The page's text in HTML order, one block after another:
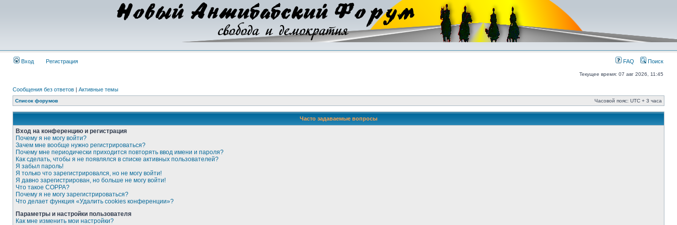
Вход Регистрация FAQ Поиск
Текущее время: 07 авг 2026, 11:45
Сообщения без ответов | Активные темы
Список форумов Часовой пояс: UTC + 3 часа
Часто задаваемые вопросы
Вход на конференцию и регистрация
Почему я не могу войти?
Зачем мне вообще нужно регистрироваться?
Почему мне периодически приходится повторять ввод имени и пароля?
Как сделать, чтобы я не появлялся в списке активных пользователей?
Я забыл пароль!
Я только что зарегистрировался, но не могу войти!
Я давно зарегистрирован, но больше не могу войти!
Что такое COPPA?
Почему я не могу зарегистрироваться?
Что делает функция «Удалить cookies конференции»?
Параметры и настройки пользователя
Как мне изменить мои настройки?